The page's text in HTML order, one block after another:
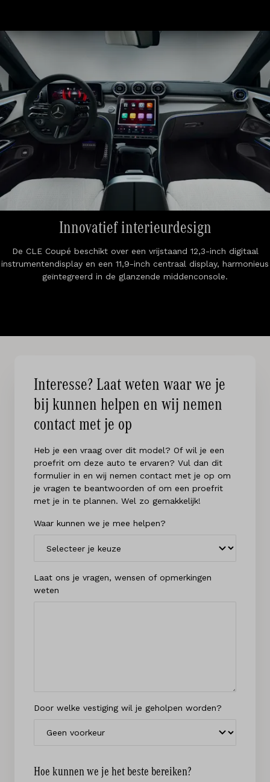
Innovatief interieurdesign
De CLE Coupé beschikt over een vrijstaand 12,3-inch digitaal
instrumentendisplay en een 11,9-inch centraal display, harmonieus
geïntegreerd in de glanzende middenconsole.
Interesse? Laat weten waar we je
bij kunnen helpen en wij nemen
contact met je op
Heb je een vraag over dit model? Of wil je een
proefrit om deze auto te ervaren? Vul dan dit
formulier in en wij nemen contact met je op om
je vragen te beantwoorden of om een proefrit
met je in te plannen. Wel zo gemakkelijk!
Waar kunnen we je mee helpen?
Laat ons je vragen, wensen of opmerkingen
weten
Door welke vestiging wil je geholpen worden?
Hoe kunnen we je het beste bereiken?